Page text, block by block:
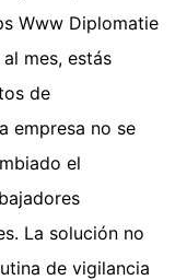
Www Diplomatie
mes, estás
de
empresa no se
el
La solución no
de vigilancia